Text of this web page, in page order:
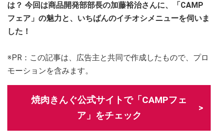
は？ 今回は商品開発部部長の加藤裕治さんに、「CAMP
フェア」の魅力と、いちばんのイチオシメニューを伺いま
した！
※PR：この記事は、広告主と共同で作成したもので、プロ
モーションを含みます。
焼肉きんぐ公式サイトで「CAMPフェ
ア」をチェック